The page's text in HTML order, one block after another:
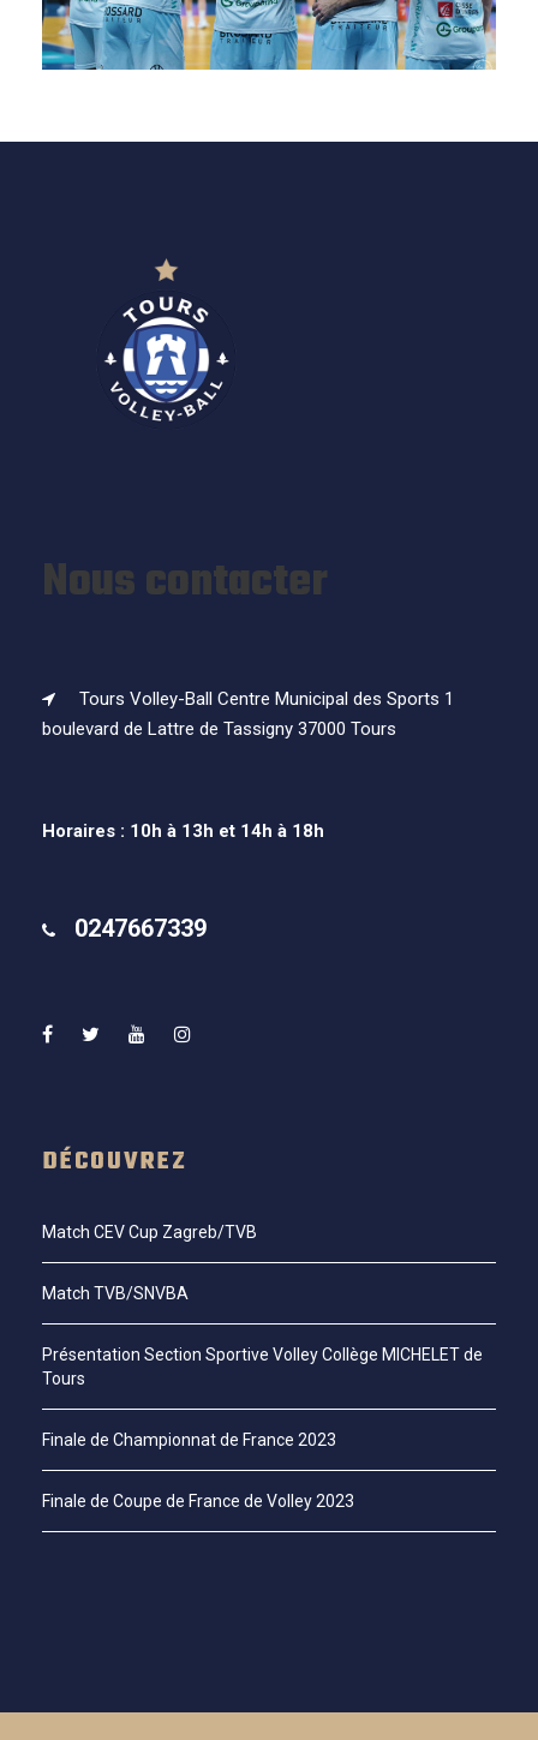
Nous contacter
Tours Volley-Ball Centre Municipal des Sports 1
boulevard de Lattre de Tassigny 37000 Tours
Horaires : 10h à 13h et 14h à 18h
0247667339
DÉCOUVREZ
Match CEV Cup Zagreb/TVB
Match TVB/SNVBA
Présentation Section Sportive Volley Collège MICHELET de
Tours
Finale de Championnat de France 2023
Finale de Coupe de France de Volley 2023